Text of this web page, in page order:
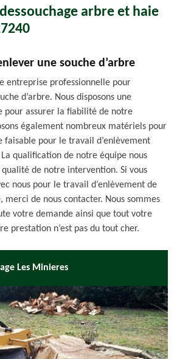
arbre et haie
une souche d’arbre
entreprise professionnelle pour
d’arbre. Nous disposons une
pour assurer la fiabilité de notre
également nombreux matériels pour
faisable pour le travail d’enlèvement
La qualification de notre équipe nous
de notre intervention. Si vous
nous pour le travail d’enlèvement de
merci de nous contacter. Nous sommes
votre demande ainsi que tout votre
prestation n’est pas du tout cher.
Les Minieres